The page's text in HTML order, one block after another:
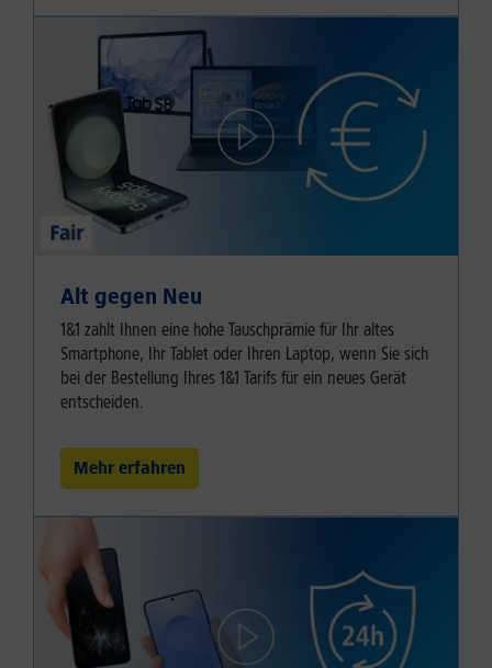
Alt gegen Neu
1&1 zahlt Ihnen eine hohe Tauschprämie für Ihr altes
Smartphone, Ihr Tablet oder Ihren Laptop, wenn Sie sich
bei der Bestellung Ihres 1&1 Tarifs für ein neues Gerät
entscheiden.
Mehr erfahren